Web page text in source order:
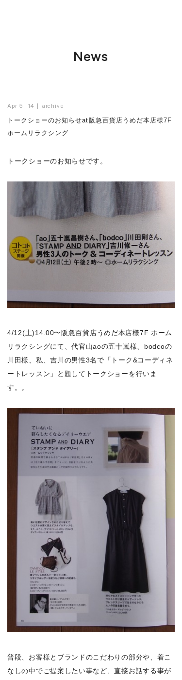
News
Apr 5 , 14 archive
トークショーのお知らせat阪急百貨店うめだ本店様7F
ホームリラクシング
トークショーのお知らせです。
4/12(土)14:00〜阪急百貨店うめだ本店様7F ホーム
リラクシングにて、代官山aoの五十嵐様、bodcoの
川田様、私、吉川の男性3名で「トーク&コーディネ
ートレッスン」と題してトークショーを行いま
す。。
普段、お客様とブランドのこだわりの部分や、着こ
なしの中でご提案したい事など、直接お話する事が